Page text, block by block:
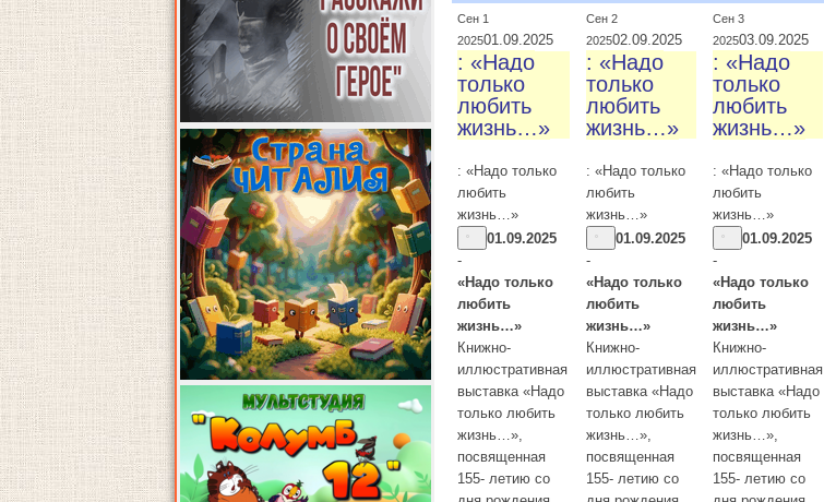
Сен 1
202501.09.2025
: «Надо
только
любить
жизнь…»
: «Надо только
любить
жизнь…»
01.09.2025
-
«Надо только
любить
жизнь…»
Книжно-
иллюстративная
выставка «Надо
только любить
жизнь…»,
посвященная
155- летию со
Сен 2
202502.09.2025
: «Надо
только
любить
жизнь…»
: «Надо только
любить
жизнь…»
01.09.2025
-
«Надо только
любить
жизнь…»
Книжно-
иллюстративная
выставка «Надо
только любить
жизнь…»,
посвященная
155- летию со
Сен 3
202503.09.2025
: «Надо
только
любить
жизнь…»
: «Надо только
любить
жизнь…»
01.09.2025
-
«Надо только
любить
жизнь…»
Книжно-
иллюстративная
выставка «Надо
только любить
жизнь…»,
посвященная
155- летию со